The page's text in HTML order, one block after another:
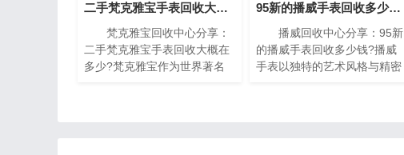
二手梵克雅宝手表回收大概在多少?(梵克雅宝高价回收指南)
梵克雅宝回收中心分享：
二手梵克雅宝手表回收大概在
多少?梵克雅宝作为世界著名
95新的播威手表回收多少钱?(高价回收指南)
播威回收中心分享：95新
的播威手表回收多少钱?播威
手表以独特的艺术风格与精密